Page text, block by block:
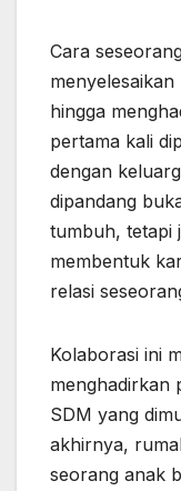
Cara
hingga
pertama kali
dengan
dipandang
tumbuh, tetapi
membentuk
relasi
Kolaborasi ini
menghadirkan
SDM yang
akhirnya,
seorang anak